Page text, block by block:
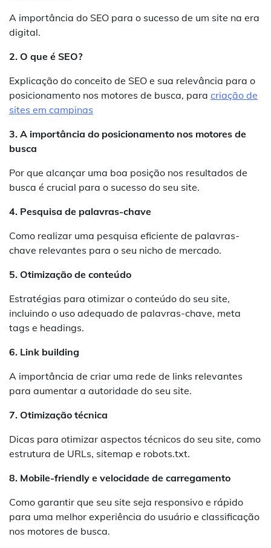
A importância do SEO para o sucesso de um site na era
digital.
2. O que é SEO?
Explicação do conceito de SEO e sua relevância para o
posicionamento nos motores de busca, para criação de
sites em campinas
3. A importância do posicionamento nos motores de
busca
Por que alcançar uma boa posição nos resultados de
busca é crucial para o sucesso do seu site.
4. Pesquisa de palavras-chave
Como realizar uma pesquisa eficiente de palavras-
chave relevantes para o seu nicho de mercado.
5. Otimização de conteúdo
Estratégias para otimizar o conteúdo do seu site,
incluindo o uso adequado de palavras-chave, meta
tags e headings.
6. Link building
A importância de criar uma rede de links relevantes
para aumentar a autoridade do seu site.
7. Otimização técnica
Dicas para otimizar aspectos técnicos do seu site, como
estrutura de URLs, sitemap e robots.txt.
8. Mobile-friendly e velocidade de carregamento
Como garantir que seu site seja responsivo e rápido
para uma melhor experiência do usuário e classificação
nos motores de busca.